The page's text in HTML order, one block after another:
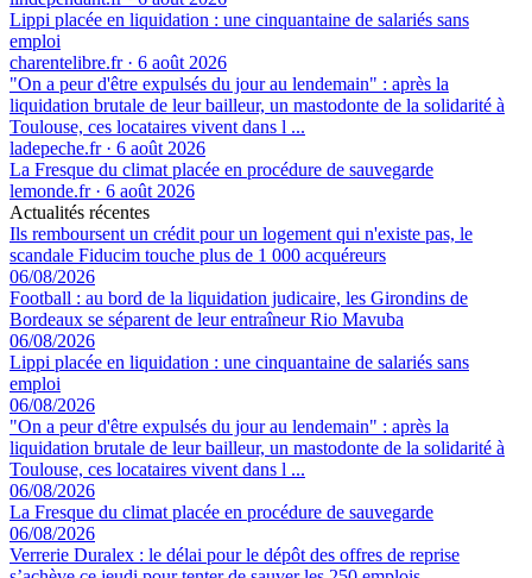
Lippi placée en liquidation : une cinquantaine de salariés sans
emploi
charentelibre.fr· 6 août 2026
"On a peur d'être expulsés du jour au lendemain" : après la
liquidation brutale de leur bailleur, un mastodonte de la solidarité à
Toulouse, ces locataires vivent dans l ...
ladepeche.fr· 6 août 2026
La Fresque du climat placée en procédure de sauvegarde
lemonde.fr· 6 août 2026
Actualités récentes
Ils remboursent un crédit pour un logement qui n'existe pas, le
scandale Fiducim touche plus de 1 000 acquéreurs
06/08/2026
Football : au bord de la liquidation judicaire, les Girondins de
Bordeaux se séparent de leur entraîneur Rio Mavuba
06/08/2026
Lippi placée en liquidation : une cinquantaine de salariés sans
emploi
06/08/2026
"On a peur d'être expulsés du jour au lendemain" : après la
liquidation brutale de leur bailleur, un mastodonte de la solidarité à
Toulouse, ces locataires vivent dans l ...
06/08/2026
La Fresque du climat placée en procédure de sauvegarde
06/08/2026
Verrerie Duralex : le délai pour le dépôt des offres de reprise